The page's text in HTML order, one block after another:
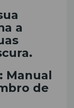
a
Manual
de